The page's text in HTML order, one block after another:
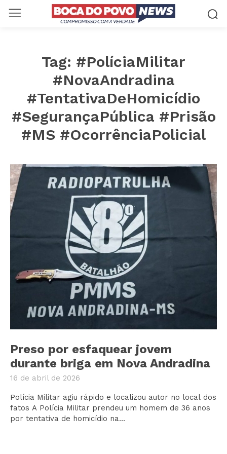
Tag: #PolíciaMilitar
#NovaAndradina
#TentativaDeHomicídio
#SegurançaPública #Prisão
#MS #OcorrênciaPolicial
Preso por esfaquear jovem
durante briga em Nova Andradina
16 de abril de 2026
Polícia Militar agiu rápido e localizou autor no local dos
fatos A Polícia Militar prendeu um homem de 36 anos
por tentativa de homicídio na...